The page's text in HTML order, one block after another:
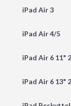
iPad Air 3
iPad Air 4/5
iPad Air 6 11"
iPad Air 6 13"